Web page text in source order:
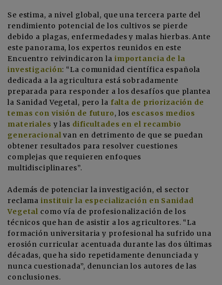
Se estima, a nivel global, que una tercera parte del
rendimiento potencial de los cultivos se pierde
debido a plagas, enfermedades y malas hierbas. Ante
este panorama, los expertos reunidos en este
Encuentro reivindicaron la importancia de la
investigación: “La comunidad científica española
dedicada a la agricultura está sobradamente
preparada para responder a los desafíos que plantea
la Sanidad Vegetal, pero la falta de priorización de
temas con visión de futuro, los escasos medios
materiales y las dificultades en el recambio
generacional van en detrimento de que se puedan
obtener resultados para resolver cuestiones
complejas que requieren enfoques
multidisciplinares”.
Además de potenciar la investigación, el sector
reclamainstituir la especialización en Sanidad
Vegetal como vía de profesionalización de los
técnicos que han de asistir a los agricultores. “La
formación universitaria y profesional ha sufrido una
erosión curricular acentuada durante las dos últimas
décadas, que ha sido repetidamente denunciada y
nunca cuestionada”, denuncian los autores de las
conclusiones.